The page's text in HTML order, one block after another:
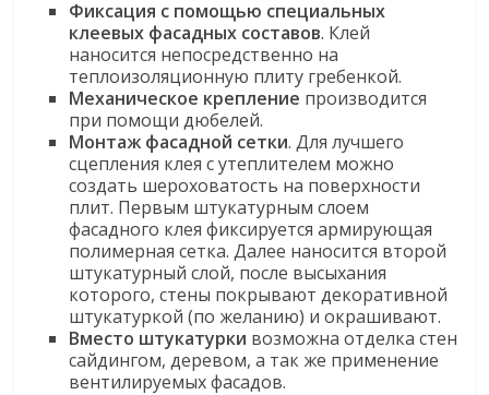
Фиксация с помощью специальных
клеевых фасадных составов. Клей
наносится непосредственно на
теплоизоляционную плиту гребенкой.
Механическое крепление производится
при помощи дюбелей.
Монтаж фасадной сетки. Для лучшего
сцепления клея с утеплителем можно
создать шероховатость на поверхности
плит. Первым штукатурным слоем
фасадного клея фиксируется армирующая
полимерная сетка. Далее наносится второй
штукатурный слой, после высыхания
которого, стены покрывают декоративной
штукатуркой (по желанию) и окрашивают.
Вместо штукатурки возможна отделка стен
сайдингом, деревом, а так же применение
вентилируемых фасадов.